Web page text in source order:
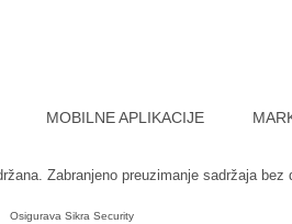
MOBILNE APLIKACIJE
Zabranjeno preuzimanje sadržaja bez
Osigurava Sikra Security